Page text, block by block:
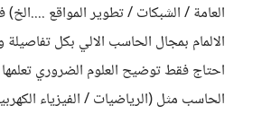
العامة / الشبكات / تطوير المواقع
الالمام بمجال الحاسب الالي بكل تفاصيلة
احتاج فقط توضيح العلوم الضروري
الحاسب مثل (الرياضيات / الفيزياء